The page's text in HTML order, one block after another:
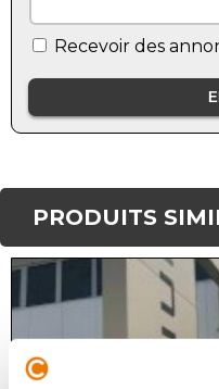
Recevoir des
PRODUITS